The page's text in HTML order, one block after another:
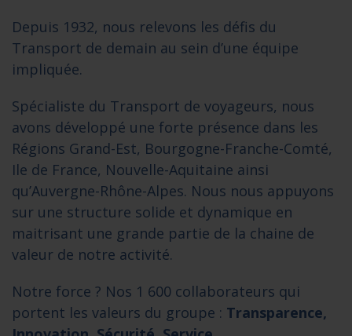
Depuis 1932, nous relevons les défis du
Transport de demain au sein d’une équipe
impliquée.
Spécialiste du Transport de voyageurs, nous
avons développé une forte présence dans les
Régions Grand-Est, Bourgogne-Franche-Comté,
Ile de France, Nouvelle-Aquitaine ainsi
qu’Auvergne-Rhône-Alpes. Nous nous appuyons
sur une structure solide et dynamique en
maitrisant une grande partie de la chaine de
valeur de notre activité.
Notre force ? Nos 1 600 collaborateurs qui
portent les valeurs du groupe : Transparence,